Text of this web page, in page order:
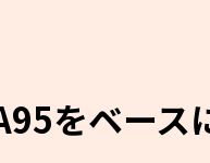
をベース